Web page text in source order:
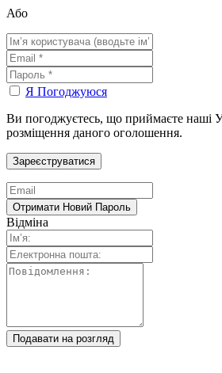
Або
Я Погоджуюся
Ви погоджуєтесь, що приймаєте наші
розміщення даного оголошення.
Відміна